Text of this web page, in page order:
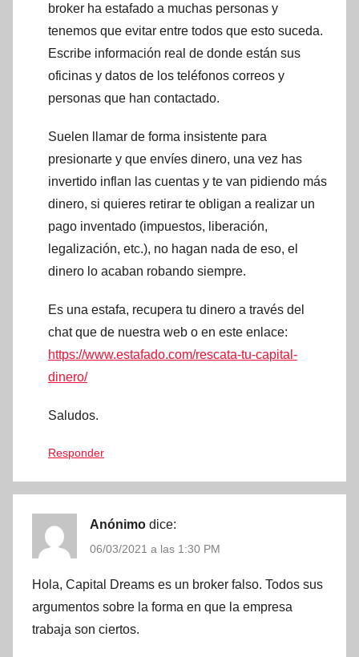
broker ha estafado a muchas personas y
tenemos que evitar entre todos que esto suceda.
Escribe información real de donde están sus
oficinas y datos de los teléfonos correos y
personas que han contactado.
Suelen llamar de forma insistente para
presionarte y que envíes dinero, una vez has
invertido inflan las cuentas y te van pidiendo más
dinero, si quieres retirar te obligan a realizar un
pago inventado (impuestos, liberación,
legalización, etc.), no hagan nada de eso, el
dinero lo acaban robando siempre.
Es una estafa, recupera tu dinero a través del
chat que de nuestra web o en este enlace:
https://www.estafado.com/rescata-tu-capital-
dinero/
Saludos.
Responder
Anónimo dice:
06/03/2021 a las 1:30 PM
Hola, Capital Dreams es un broker falso. Todos sus
argumentos sobre la forma en que la empresa
trabaja son ciertos.